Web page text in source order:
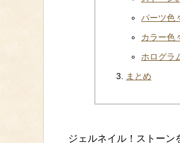
パーツ色
カラー色
ホログラ
まとめ
ジェルネイル！ストーン